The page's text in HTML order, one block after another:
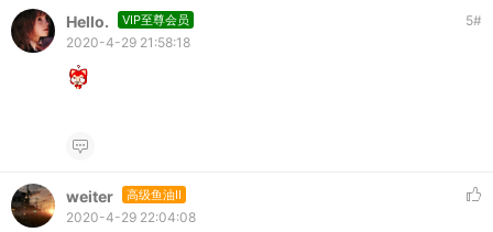
Hello. VIP至尊会员 5#
2020-4-29 21:58:18
weiter 高级鱼油II
2020-4-29 22:04:08